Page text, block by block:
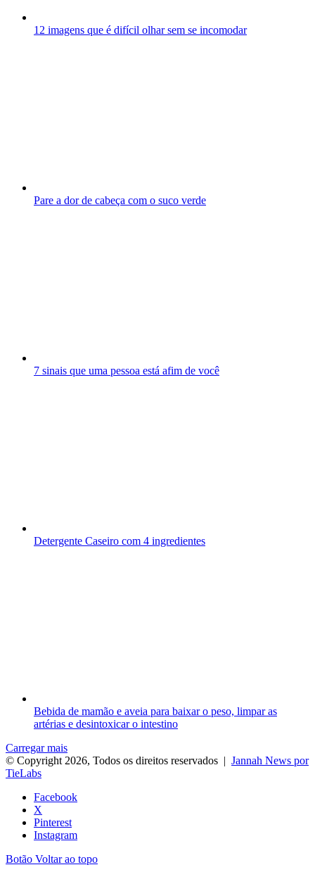
12 imagens que é difícil olhar sem se incomodar
Pare a dor de cabeça com o suco verde
7 sinais que uma pessoa está afim de você
Detergente Caseiro com 4 ingredientes
Bebida de mamão e aveia para baixar o peso, limpar as
artérias e desintoxicar o intestino
Carregar mais
© Copyright 2026, Todos os direitos reservados | Jannah News por
TieLabs
Facebook
X
Pinterest
Instagram
Botão Voltar ao topo